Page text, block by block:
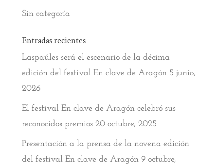
Sin categoría
Entradas recientes
Laspaúles será el escenario de la décima
edición del festival En clave de Aragón 5 junio,
2026
El festival En clave de Aragón celebró sus
reconocidos premios 20 octubre, 2025
Presentación a la prensa de la novena edición
del festival En clave de Aragón 9 octubre,